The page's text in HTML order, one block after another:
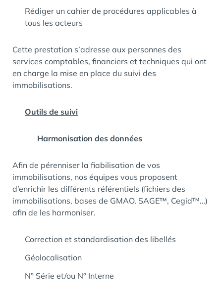
Rédiger un cahier de procédures applicables à
tous les acteurs
Cette prestation s’adresse aux personnes des
services comptables, financiers et techniques qui ont
en charge la mise en place du suivi des
immobilisations.
Outils de suivi
Harmonisation des données
Afin de pérenniser la fiabilisation de vos
immobilisations, nos équipes vous proposent
d’enrichir les différents référentiels (fichiers des
immobilisations, bases de GMAO, SAGE™, Cegid™…)
afin de les harmoniser.
Correction et standardisation des libellés
Géolocalisation
N° Série et/ou N° Interne